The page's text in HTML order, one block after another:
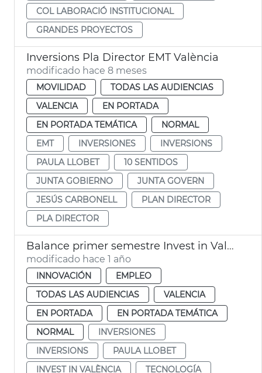
COL LABORACIÓ INSTITUCIONAL
GRANDES PROYECTOS
Inversions Pla Director EMT València
modificado hace 8 meses
MOVILIDAD
TODAS LAS AUDIENCIAS
VALENCIA
EN PORTADA
EN PORTADA TEMÁTICA
NORMAL
EMT
INVERSIONES
INVERSIONS
PAULA LLOBET
10 SENTIDOS
JUNTA GOBIERNO
JUNTA GOVERN
JESÚS CARBONELL
PLAN DIRECTOR
PLA DIRECTOR
Balance primer semestre Invest in Valencia
modificado hace 1 año
INNOVACIÓN
EMPLEO
TODAS LAS AUDIENCIAS
VALENCIA
EN PORTADA
EN PORTADA TEMÁTICA
NORMAL
INVERSIONES
INVERSIONS
PAULA LLOBET
INVEST IN VALÈNCIA
TECNOLOGÍA